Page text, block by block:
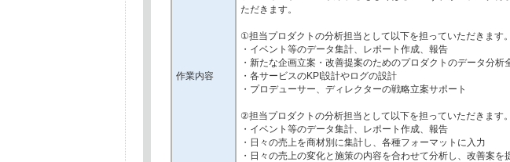
作業内容
ただきます。
①担当プロダクトの分析担当として以下を担っていただきます。
・イベント等のデータ集計、レポート作成、報告
・新たな企画立案・改善提案のためのプロダクトのデータ分析
・各サービスのKPI設計やログの設計
・プロデューサー、ディレクターの戦略立案サポート
②担当プロダクトの分析担当として以下を担っていただきます。
・イベント等のデータ集計、レポート作成、報告
・日々の売上を商材別に集計し、各種フォーマットに入力
・日々の売上の変化と施策の内容を合わせて分析し、改善案を